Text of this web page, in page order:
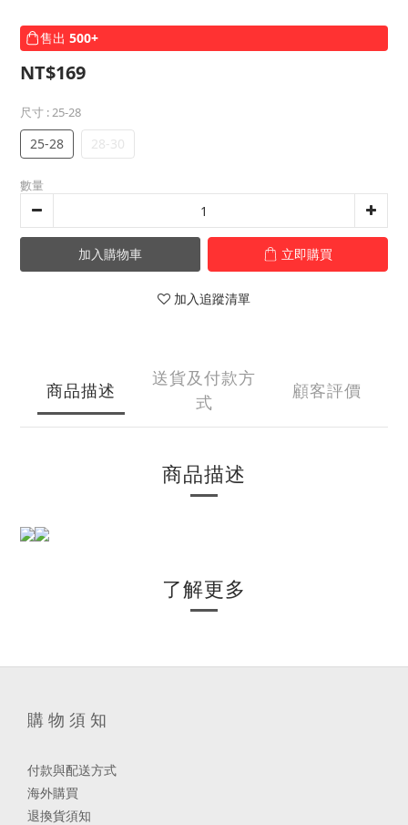
售出 500+
NT$169
尺寸 : 25-28
25-28 28-30
數量
加入購物車 立即購買
加入追蹤清單
商品描述
送貨及付款方
式
顧客評價
商品描述
了解更多
購 物 須 知
付款與配送方式
海外購買
退換貨須知